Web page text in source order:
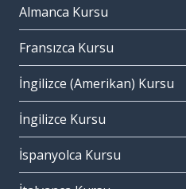
Almanca Kursu
Fransızca Kursu
İngilizce (Amerikan) Kursu
İngilizce Kursu
İspanyolca Kursu